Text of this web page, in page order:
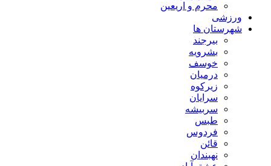
محرم و اریعین
ورزشی
شهرستان ها
بیرجند
بشرویه
خوسف
درمیان
زیرکوه
سرایان
سربیشه
طبس
فردوس
قائن
نهبندان